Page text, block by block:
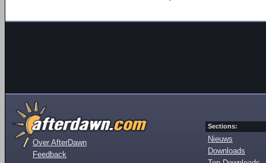
Over AfterDawn
Feedback
Sections:
Nieuws
Downloads